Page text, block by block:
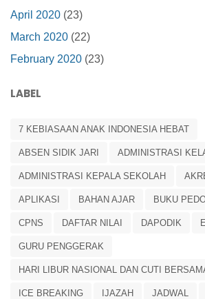
April 2020 (23)
March 2020 (22)
February 2020 (23)
LABEL
7 KEBIASAAN ANAK INDONESIA HEBAT
ABSEN SIDIK JARI ADMINISTRASI
ADMINISTRASI KEPALA SEKOLAH
APLIKASI BAHAN AJAR BUKU
CPNS DAFTAR NILAI DAPODIK
GURU PENGGERAK
HARI LIBUR NASIONAL DAN CUTI
ICE BREAKING IJAZAH JADWAL